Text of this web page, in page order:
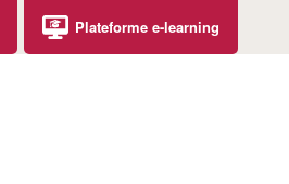
Plateforme e-learning